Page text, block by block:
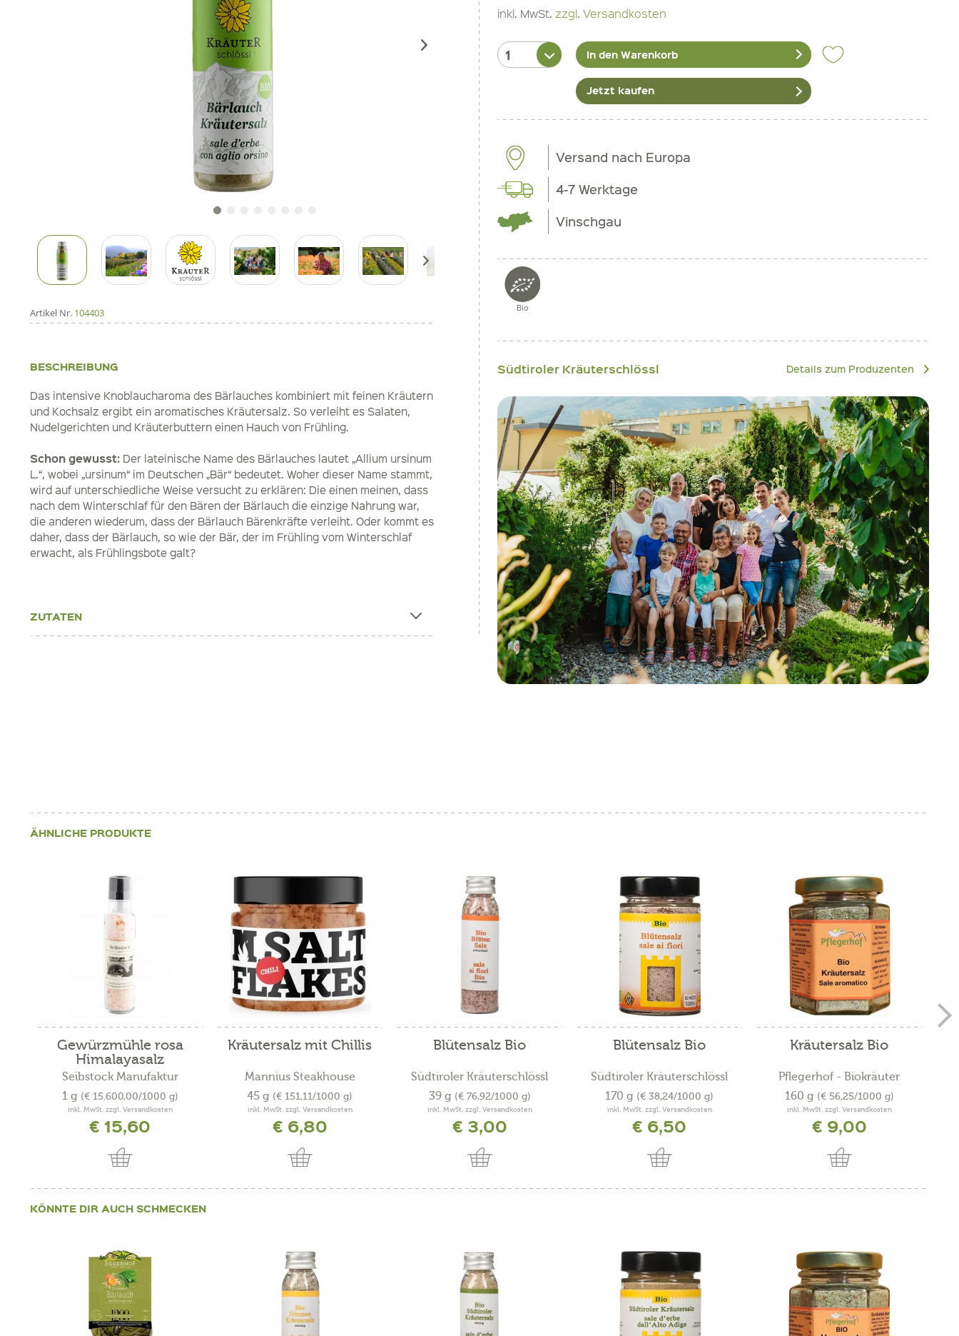
Artikel Nr. 104403
BESCHREIBUNG
Das intensive Knoblaucharoma des Bärlauches kombiniert mit feinen Kräutern
und Kochsalz ergibt ein aromatisches Kräutersalz. So verleiht es Salaten,
Nudelgerichten und Kräuterbuttern einen Hauch von Frühling.
Schon gewusst: Der lateinische Name des Bärlauches lautet „Allium ursinum
L.“, wobei „ursinum“ im Deutschen „Bär“ bedeutet. Woher dieser Name stammt,
wird auf unterschiedliche Weise versucht zu erklären: Die einen meinen, dass
nach dem Winterschlaf für den Bären der Bärlauch die einzige Nahrung war,
die anderen wiederum, dass der Bärlauch Bärenkräfte verleiht. Oder kommt es
daher, dass der Bärlauch, so wie der Bär, der im Frühling vom Winterschlaf
erwacht, als Frühlingsbote galt?
ZUTATEN
inkl. MwSt. zzgl. Versandkosten
In den Warenkorb
Jetzt kaufen
Versand nach Europa
4-7 Werktage
Vinschgau
Bio
Südtiroler Kräuterschlössl Details zum Produzenten
ÄHNLICHE PRODUKTE
Gewürzmühle rosa
Himalayasalz
Seibstock Manufaktur
1 g (€ 15.600,00/1000 g)
inkl. MwSt. zzgl. Versandkosten
€ 15,60
Kräutersalz mit Chillis
Mannius Steakhouse
45 g (€ 151,11/1000 g)
inkl. MwSt. zzgl. Versandkosten
€ 6,80
Blütensalz Bio
Südtiroler Kräuterschlössl
39 g (€ 76,92/1000 g)
inkl. MwSt. zzgl. Versandkosten
€ 3,00
Blütensalz Bio
Südtiroler Kräuterschlössl
170 g (€ 38,24/1000 g)
inkl. MwSt. zzgl. Versandkosten
€ 6,50
Kräutersalz Bio
Pflegerhof - Biokräuter
160 g (€ 56,25/1000 g)
inkl. MwSt. zzgl. Versandkosten
€ 9,00
KÖNNTE DIR AUCH SCHMECKEN